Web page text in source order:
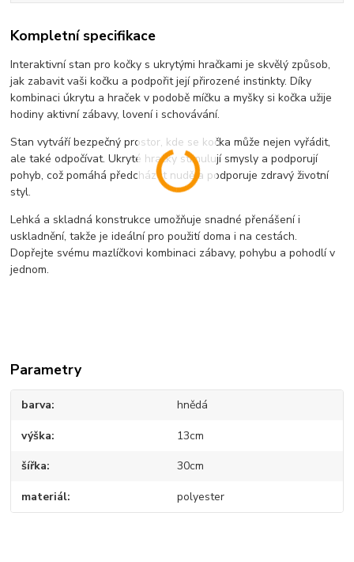
Kompletní specifikace
Interaktivní stan pro kočky s ukrytými hračkami je skvělý způsob,
jak zabavit vaši kočku a podpořit její přirozené instinkty. Díky
kombinaci úkrytu a hraček v podobě míčku a myšky si kočka užije
hodiny aktivní zábavy, lovení i schovávání.
Stan vytváří bezpečný prostor, kde se kočka může nejen vyřádit,
ale také odpočívat. Ukryté hračky stimulují smysly a podporují
pohyb, což pomáhá předcházet nudě a podporuje zdravý životní
styl.
Lehká a skladná konstrukce umožňuje snadné přenášení i
uskladnění, takže je ideální pro použití doma i na cestách.
Dopřejte svému mazlíčkovi kombinaci zábavy, pohybu a pohodlí v
jednom.
Parametry
barva hnědá
výška 13cm
šířka 30cm
materiál polyester